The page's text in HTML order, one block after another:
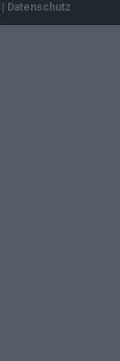
Datenschutz